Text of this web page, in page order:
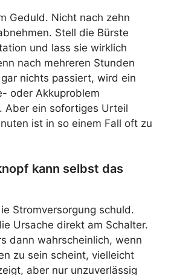
Geduld. Nicht nach zehn
Stell die Bürste
und lass sie wirklich
nach mehreren Stunden
nichts passiert, wird ein
oder Akkuproblem
Aber ein sofortiges Urteil
ist in so einem Fall oft zu
kann selbst das
Stromversorgung schuld.
Ursache direkt am Schalter.
dann wahrscheinlich, wenn
zu sein scheint, vielleicht
aber nur unzuverlässig